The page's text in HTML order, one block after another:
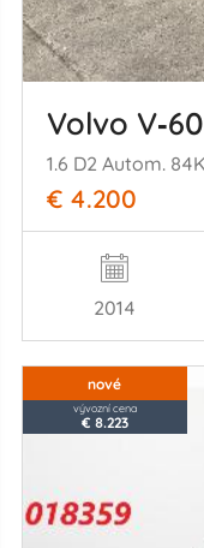
Volvo V‑60
€ 4.200
2014
nové
vývozní cena
€ 8.223